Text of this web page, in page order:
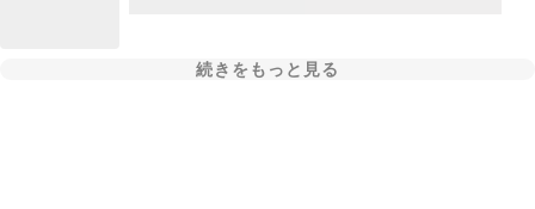
続きをもっと見る